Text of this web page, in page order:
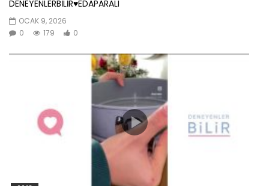
DENEYENLERBİLİR♥️EDAPARALI
OCAK 9, 2026
0
179 0